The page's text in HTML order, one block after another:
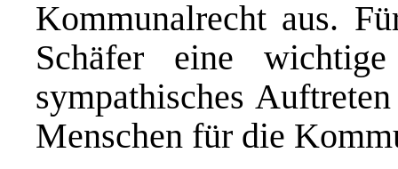
Kommunalrecht aus.
Schäfer eine
sympathisches
Menschen für die